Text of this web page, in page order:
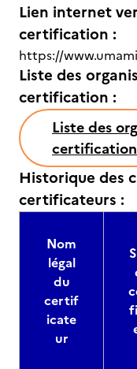
Lien internet
certification :
https://
Liste des
certification :
Liste des
certification
Historique des
certificateurs :
Nom
légal
du
certif
icate
ur